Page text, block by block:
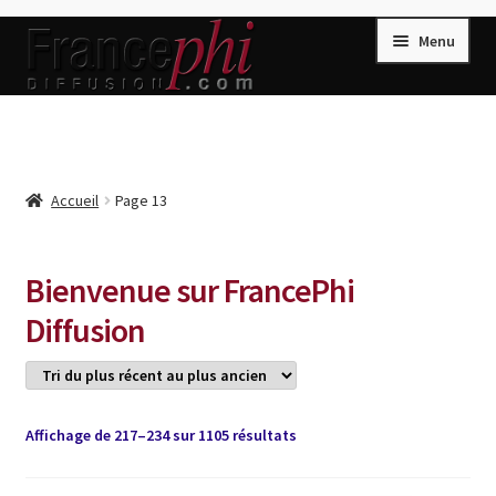
Aller
la
Aller
contenu
Menu
Caisse
Conditions de Vente
Connection
Enregistrement
Livres de Peter Randa
Accueil Page 13
Bienvenue sur FrancePhi
Diffusion
Affichage de 217–234 sur 1105 résultatsTrié